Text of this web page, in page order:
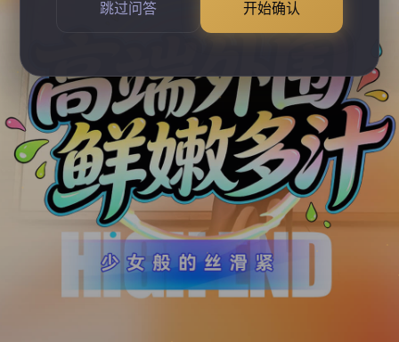
跳过问答 开始确认